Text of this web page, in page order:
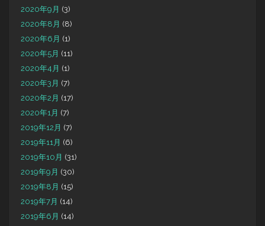
2020年9月 (3)
2020年8月 (8)
2020年6月 (1)
2020年5月 (11)
2020年4月 (1)
2020年3月 (7)
2020年2月 (17)
2020年1月 (7)
2019年12月 (7)
2019年11月 (6)
2019年10月 (31)
2019年9月 (30)
2019年8月 (15)
2019年7月 (14)
2019年6月 (14)